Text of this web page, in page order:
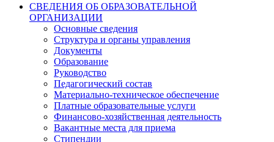
СВЕДЕНИЯ ОБ ОБРАЗОВАТЕЛЬНОЙ
ОРГАНИЗАЦИИ
Основные сведения
Структура и органы управления
Документы
Образование
Руководство
Педагогический состав
Материально-техническое обеспечение
Платные образовательные услуги
Финансово-хозяйственная деятельность
Вакантные места для приема
Стипендии